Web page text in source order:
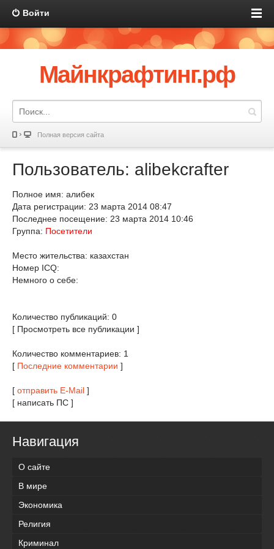
Войти
Майнкрафтинг.рф
Полная версия сайта
Пользователь: alibekcrafter
Полное имя: алибек
Дата регистрации: 23 марта 2014 08:47
Последнее посещение: 23 марта 2014 10:46
Группа: Посетители
Место жительства: казахстан
Номер ICQ:
Немного о себе:
Количество публикаций: 0
[ Просмотреть все публикации ]
Количество комментариев: 1
[ Последние комментарии ]
[ отправить E-Mail ]
[ написать ПС ]
Навигация
О сайте
В мире
Экономика
Религия
Криминал